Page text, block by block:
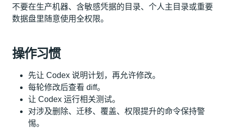
不要在生产机器、含敏感凭据的目录、个人主目录或重要
数据盘里随意使用全权限。
操作习惯
先让 Codex 说明计划，再允许修改。
每轮修改后查看 diff。
让 Codex 运行相关测试。
对涉及删除、迁移、覆盖、权限提升的命令保持警
惕。